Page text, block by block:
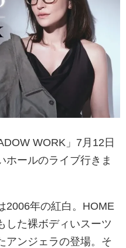
WORK」7月12日
ホールのライブ行きま
2006年の紅白。HOME
した裸ボディいスーツ
アンジェラの登場。そ